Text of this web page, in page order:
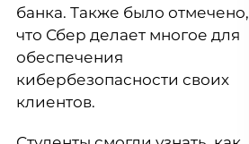
банка. Также было отмечено,
что Сбер делает многое для
обеспечения
кибербезопасности своих
клиентов.